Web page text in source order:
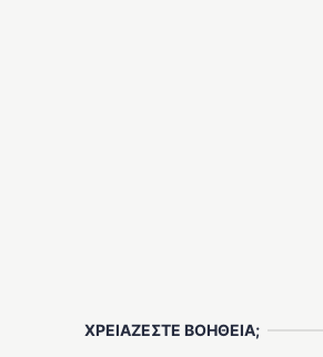
ΧΡΕΙΑΖΕΣΤΕ ΒΟΗΘΕΙΑ;